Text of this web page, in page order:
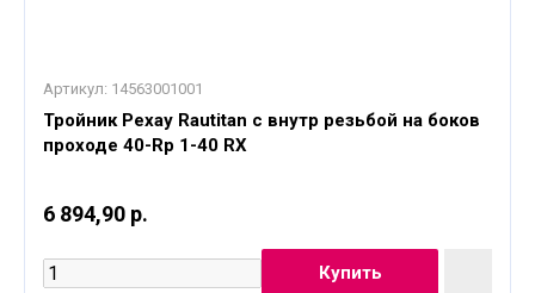
Артикул: 14563001001
Тройник Рехау Rautitan с внутр резьбой на боков
проходе 40-Rp 1-40 RX
6 894,90 р.